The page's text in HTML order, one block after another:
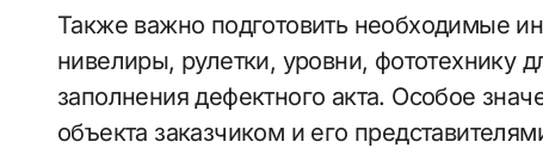
Также важно подготовить необходимые
нивелиры, рулетки, уровни, фототехнику
заполнения дефектного акта. Особое
объекта заказчиком и его